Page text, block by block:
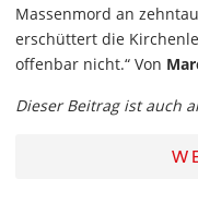
Massenmord an
erschüttert die
offenbar nicht.“ Von
Dieser Beitrag ist auch